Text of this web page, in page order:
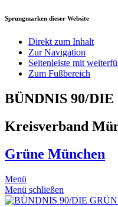
Sprungmarken dieser Website
Direkt zum Inhalt
Zur Navigation
Seitenleiste mit
Zum Fußbereich
BÜNDNIS 90/
Kreisverband
Grüne München
Menü
Menü schließen